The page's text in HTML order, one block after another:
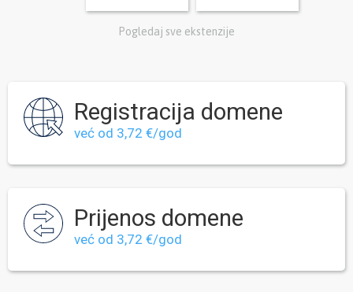
Pogledaj sve ekstenzije
Registracija domene
već od 3,72 €/god
Prijenos domene
već od 3,72 €/god